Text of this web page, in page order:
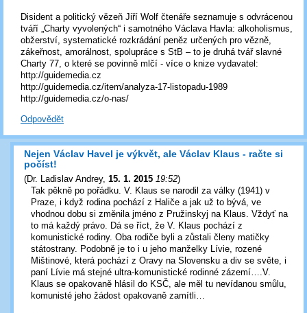
Disident a politický vězeň Jiří Wolf čtenáře seznamuje s odvrácenou
tváří „Charty vyvolených“ i samotného Václava Havla: alkoholismus,
obžerství, systematické rozkrádání peněz určených pro vězně,
zákeřnost, amorálnost, spolupráce s StB – to je druhá tvář slavné
Charty 77, o které se povinně mlčí - více o knize vydavatel:
http://guidemedia.cz
http://guidemedia.cz/item/analyza-17-listopadu-1989
http://guidemedia.cz/o-nas/
Odpovědět
Nejen Václav Havel je výkvět, ale Václav Klaus - račte si
počíst!
(Dr. Ladislav Andrey, 15. 1. 2015 19:52)
Tak pěkně po pořádku. V. Klaus se narodil za války (1941) v
Praze, i když rodina pochází z Haliče a jak už to bývá, ve
vhodnou dobu si změnila jméno z Pružinskyj na Klaus. Vždyť na
to má každý právo. Dá se říct, že V. Klaus pochází z
komunistické rodiny. Oba rodiče byli a zůstali členy matičky
státostrany. Podobně je to i u jeho manželky Lívie, rozené
Mištinové, která pochází z Oravy na Slovensku a div se světe, i
paní Lívie má stejné ultra-komunistické rodinné zázemí….V.
Klaus se opakovaně hlásil do KSČ, ale měl tu nevídanou smůlu,
komunisté jeho žádost opakovaně zamítli…